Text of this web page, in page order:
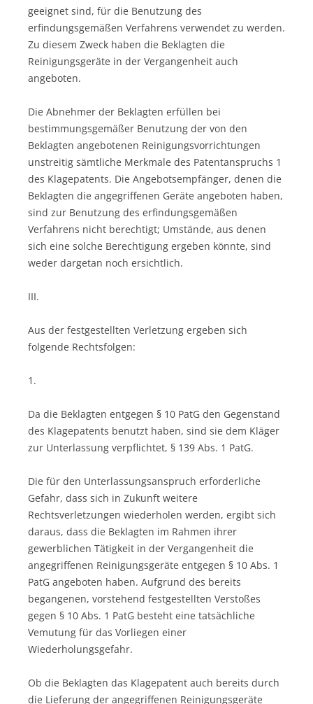
geeignet sind, für die Benutzung des
erfindungsgemäßen Verfahrens verwendet zu werden.
Zu diesem Zweck haben die Beklagten die
Reinigungsgeräte in der Vergangenheit auch
angeboten.
Die Abnehmer der Beklagten erfüllen bei
bestimmungsgemäßer Benutzung der von den
Beklagten angebotenen Reinigungsvorrichtungen
unstreitig sämtliche Merkmale des Patentanspruchs 1
des Klagepatents. Die Angebotsempfänger, denen die
Beklagten die angegriffenen Geräte angeboten haben,
sind zur Benutzung des erfindungsgemäßen
Verfahrens nicht berechtigt; Umstände, aus denen
sich eine solche Berechtigung ergeben könnte, sind
weder dargetan noch ersichtlich.
III.
Aus der festgestellten Verletzung ergeben sich
folgende Rechtsfolgen:
1.
Da die Beklagten entgegen § 10 PatG den Gegenstand
des Klagepatents benutzt haben, sind sie dem Kläger
zur Unterlassung verpflichtet, § 139 Abs. 1 PatG.
Die für den Unterlassungsanspruch erforderliche
Gefahr, dass sich in Zukunft weitere
Rechtsverletzungen wiederholen werden, ergibt sich
daraus, dass die Beklagten im Rahmen ihrer
gewerblichen Tätigkeit in der Vergangenheit die
angegriffenen Reinigungsgeräte entgegen § 10 Abs. 1
PatG angeboten haben. Aufgrund des bereits
begangenen, vorstehend festgestellten Verstoßes
gegen § 10 Abs. 1 PatG besteht eine tatsächliche
Vemutung für das Vorliegen einer
Wiederholungsgefahr.
Ob die Beklagten das Klagepatent auch bereits durch
die Lieferung der angegriffenen Reinigungsgeräte